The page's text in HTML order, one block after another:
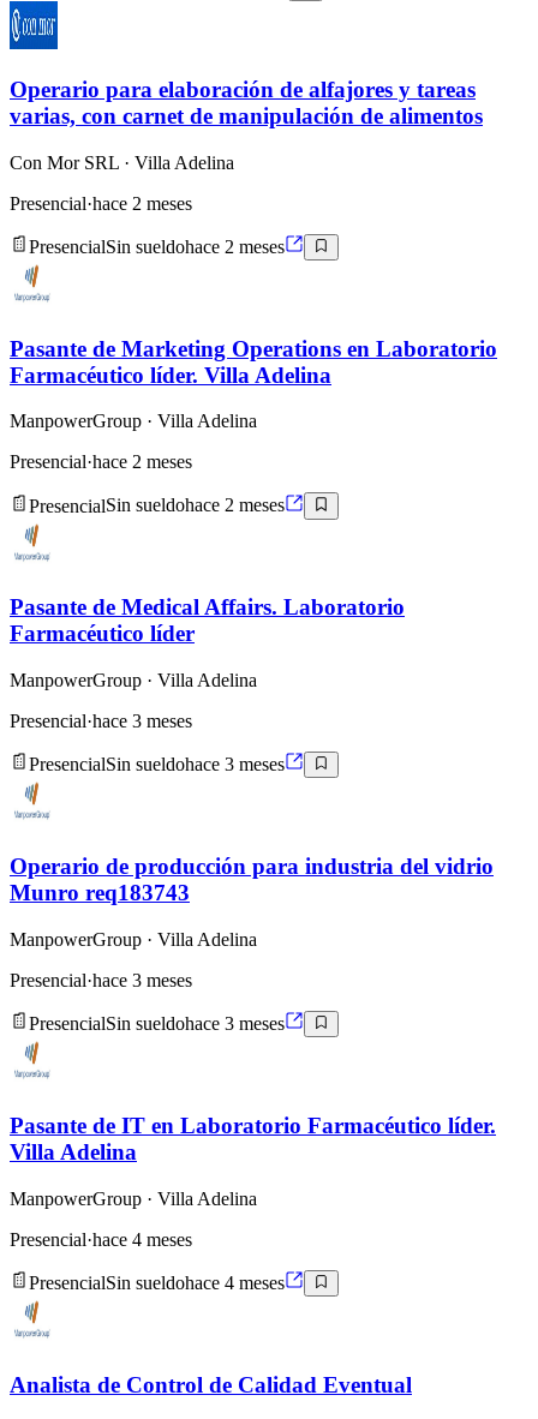
Operario para elaboración de alfajores y tareas
varias, con carnet de manipulación de alimentos
Con Mor SRL · Villa Adelina
Presencial·hace 2 meses
PresencialSin sueldohace 2 meses
Pasante de Marketing Operations en Laboratorio
Farmacéutico líder. Villa Adelina
ManpowerGroup · Villa Adelina
Presencial·hace 2 meses
PresencialSin sueldohace 2 meses
Pasante de Medical Affairs. Laboratorio
Farmacéutico líder
ManpowerGroup · Villa Adelina
Presencial·hace 3 meses
PresencialSin sueldohace 3 meses
Operario de producción para industria del vidrio
Munro req183743
ManpowerGroup · Villa Adelina
Presencial·hace 3 meses
PresencialSin sueldohace 3 meses
Pasante de IT en Laboratorio Farmacéutico líder.
Villa Adelina
ManpowerGroup · Villa Adelina
Presencial·hace 4 meses
PresencialSin sueldohace 4 meses
Analista de Control de Calidad Eventual